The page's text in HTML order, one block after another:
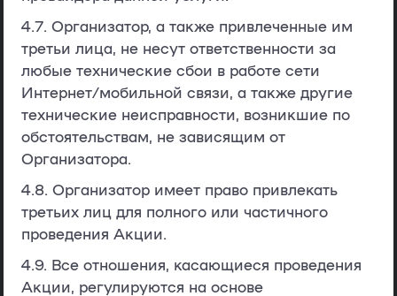
4.7. Организатор, а также привлеченные им
третьи лица, не несут ответственности за
любые технические сбои в работе сети
Интернет/мобильной связи, а также другие
технические неисправности, возникшие по
обстоятельствам, не зависящим от
Организатора.
4.8. Организатор имеет право привлекать
третьих лиц для полного или частичного
проведения Акции.
4.9. Все отношения, касающиеся проведения
Акции, регулируются на основе